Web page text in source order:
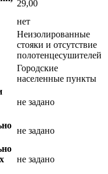
29,00
нет
Неизолированные
стояки и отсутствие
полотенцесушителей
Городские
населенные пункты
не задано
не задано
не задано